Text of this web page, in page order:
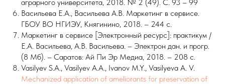
аграрного университета, 2018. № 2 (49). С. 93 – 99
Васильева Е.А., Васильева А.В. Маркетинг в сервисе.
ГБОУ ВО НГИЭУ, Княгинино, 2018. – 244 с.
Маркетинг в сервисе [Электронный ресурс]: практикум /
Е.А. Васильева, А.В. Васильева. – Электрон дан. и прогр.
(8 Мб). – Саратов: Ай Пи Эр Медиа, 2018. – 208 с.
Vasilyev S.A., Vasilyev A.A., Ivanov M.Y., Vasilyeva A. V.
Mechanized application of ameliorants for preservation of